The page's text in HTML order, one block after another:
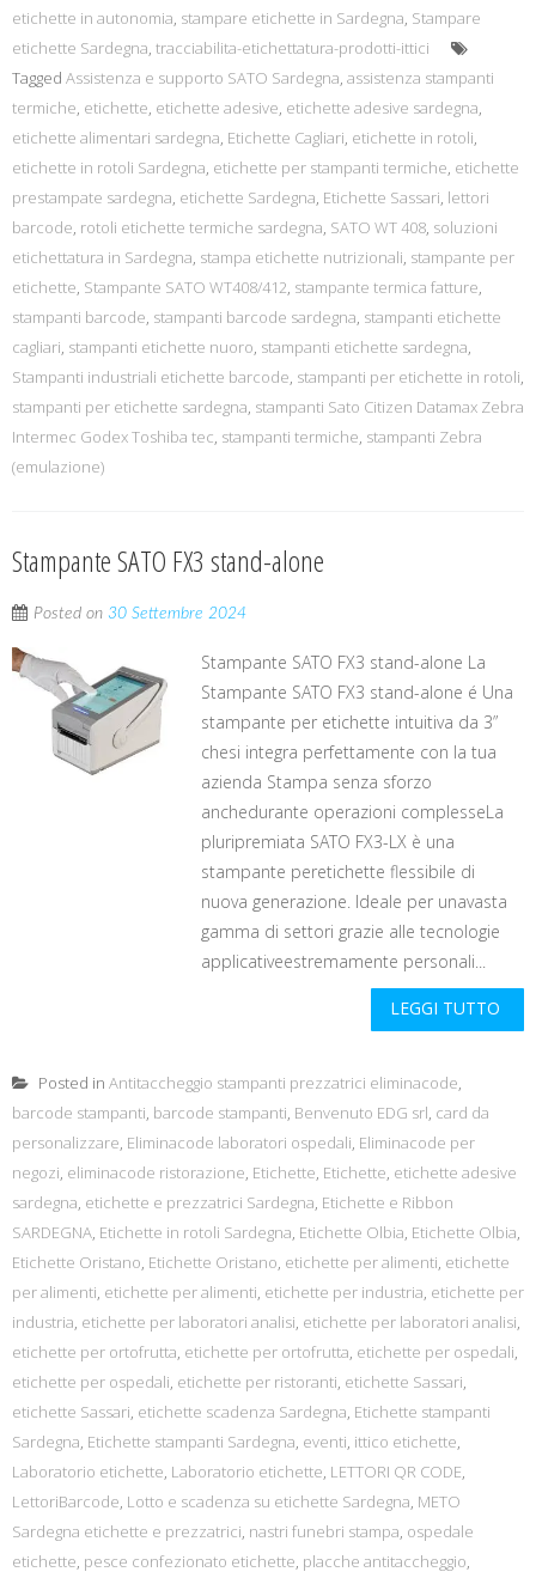
etichette in autonomia, stampare etichette in Sardegna, Stampare
etichette Sardegna, tracciabilita-etichettatura-prodotti-ittici
Tagged Assistenza e supporto SATO Sardegna, assistenza stampanti
termiche, etichette, etichette adesive, etichette adesive sardegna,
etichette alimentari sardegna, Etichette Cagliari, etichette in rotoli,
etichette in rotoli Sardegna, etichette per stampanti termiche, etichette
prestampate sardegna, etichette Sardegna, Etichette Sassari, lettori
barcode, rotoli etichette termiche sardegna, SATO WT 408, soluzioni
etichettatura in Sardegna, stampa etichette nutrizionali, stampante per
etichette, Stampante SATO WT408/412, stampante termica fatture,
stampanti barcode, stampanti barcode sardegna, stampanti etichette
cagliari, stampanti etichette nuoro, stampanti etichette sardegna,
Stampanti industriali etichette barcode, stampanti per etichette in rotoli,
stampanti per etichette sardegna, stampanti Sato Citizen Datamax Zebra
Intermec Godex Toshiba tec, stampanti termiche, stampanti Zebra
(emulazione)
Stampante SATO FX3 stand-alone
Posted on 30 Settembre 2024
Stampante SATO FX3 stand-alone La
Stampante SATO FX3 stand-alone é Una
stampante per etichette intuitiva da 3”
chesi integra perfettamente con la tua
azienda Stampa senza sforzo
anchedurante operazioni complesseLa
pluripremiata SATO FX3-LX è una
stampante peretichette flessibile di
nuova generazione. Ideale per unavasta
gamma di settori grazie alle tecnologie
applicativeestremamente personali...
LEGGI TUTTO
Posted in Antitaccheggio stampanti prezzatrici eliminacode,
barcode stampanti, barcode stampanti, Benvenuto EDG srl, card da
personalizzare, Eliminacode laboratori ospedali, Eliminacode per
negozi, eliminacode ristorazione, Etichette, Etichette, etichette adesive
sardegna, etichette e prezzatrici Sardegna, Etichette e Ribbon
SARDEGNA, Etichette in rotoli Sardegna, Etichette Olbia, Etichette Olbia,
Etichette Oristano, Etichette Oristano, etichette per alimenti, etichette
per alimenti, etichette per alimenti, etichette per industria, etichette per
industria, etichette per laboratori analisi, etichette per laboratori analisi,
etichette per ortofrutta, etichette per ortofrutta, etichette per ospedali,
etichette per ospedali, etichette per ristoranti, etichette Sassari,
etichette Sassari, etichette scadenza Sardegna, Etichette stampanti
Sardegna, Etichette stampanti Sardegna, eventi, ittico etichette,
Laboratorio etichette, Laboratorio etichette, LETTORI QR CODE,
LettoriBarcode, Lotto e scadenza su etichette Sardegna, METO
Sardegna etichette e prezzatrici, nastri funebri stampa, ospedale
etichette, pesce confezionato etichette, placche antitaccheggio,